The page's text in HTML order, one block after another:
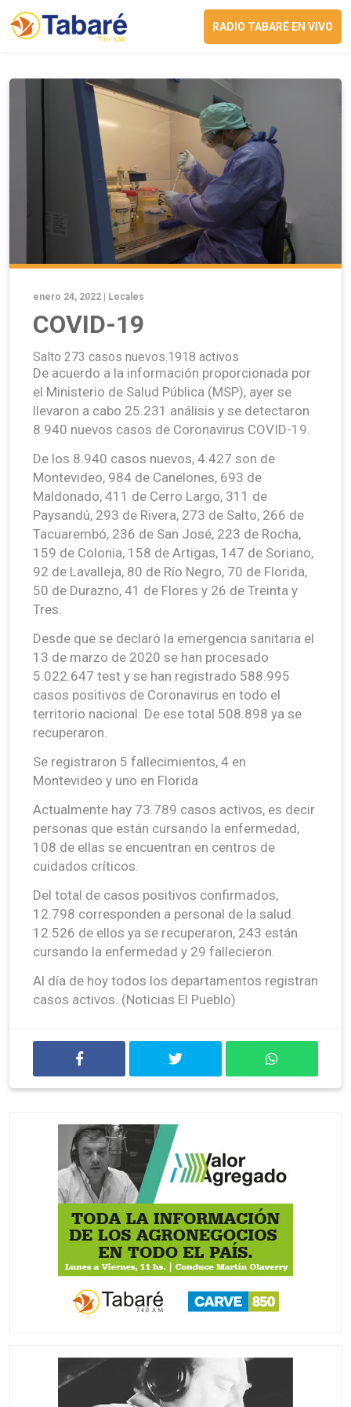
RADIO TABARÉ EN VIVO
enero 24, 2022 | Locales
COVID-19
Salto 273 casos nuevos.1918 activos
De acuerdo a la información proporcionada por
el Ministerio de Salud Pública (MSP), ayer se
llevaron a cabo 25.231 análisis y se detectaron
8.940 nuevos casos de Coronavirus COVID-19.
De los 8.940 casos nuevos, 4.427 son de
Montevideo, 984 de Canelones, 693 de
Maldonado, 411 de Cerro Largo, 311 de
Paysandú, 293 de Rivera, 273 de Salto, 266 de
Tacuarembó, 236 de San José, 223 de Rocha,
159 de Colonia, 158 de Artigas, 147 de Soriano,
92 de Lavalleja, 80 de Río Negro, 70 de Florida,
50 de Durazno, 41 de Flores y 26 de Treinta y
Tres.
Desde que se declaró la emergencia sanitaria el
13 de marzo de 2020 se han procesado
5.022.647 test y se han registrado 588.995
casos positivos de Coronavirus en todo el
territorio nacional. De ese total 508.898 ya se
recuperaron.
Se registraron 5 fallecimientos, 4 en
Montevideo y uno en Florida
Actualmente hay 73.789 casos activos, es decir
personas que están cursando la enfermedad,
108 de ellas se encuentran en centros de
cuidados críticos.
Del total de casos positivos confirmados,
12.798 corresponden a personal de la salud.
12.526 de ellos ya se recuperaron, 243 están
cursando la enfermedad y 29 fallecieron.
Al día de hoy todos los departamentos registran
casos activos. (Noticias El Pueblo)